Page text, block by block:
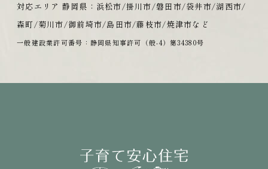
対応エリア 静岡県：浜松市/掛川市/磐田市/袋井市/湖西市/
森町/菊川市/御前埼市/島田市/藤枝市/焼津市など
一般建設業許可番号：静岡県知事許可（般-4）第34380号